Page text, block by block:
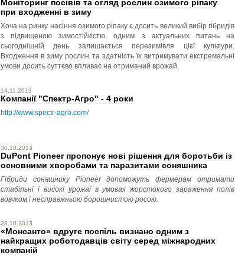
Моніторинг посівів та огляд рослин озимого ріпаку
при входженні в зиму
Хоча на ринку насіння озимого ріпаку є досить великий вибір гібридів
з підвищеною зимостійкістю, одним з актуальних питань на
сьогоднішній день залишається перезимівля цієї культури.
Входження в зиму рослин та здатність їх витримувати екстремальні
умови досить суттєво впливає на отриманий врожай.
14.11.2013
Компанії "Спектр-Агро" - 4 роки
http://www.spectr-agro.com/
30.10.2013
DuPont Pioneer пропонує нові рішення для боротьби із
основними хворобами та паразитами соняшника
Гібриди соняшнику Pioneerдопоможуть фермерам отримати
стабільні і високі урожаї в умовах жорстокого зараження полів
вовчком і несправжньою борошнистою росою.
28.10.2013
«Монсанто» вдруге поспіль визнано одним з
найкращих роботодавців світу серед міжнародних
компаній